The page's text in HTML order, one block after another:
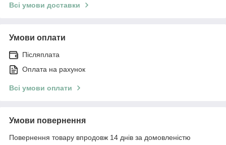
Всі умови доставки
Умови оплати
Післяплата
Оплата на рахунок
Всі умови оплати
Умови повернення
Повернення товару впродовж 14 днів за домовленістю